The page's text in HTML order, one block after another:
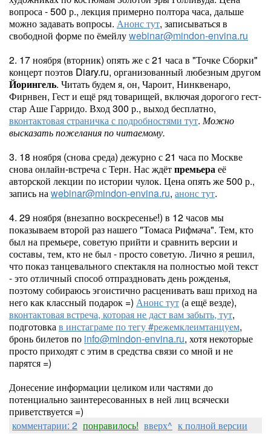
вопроса - 500 р., лекция примерно полтора часа, дальше
можно задавать вопросы. Анонс тут, записываться в
свободной форме по ёмейлуwebinar@mindon-envina.ru
2. 17 ноября (вторник) опять же с 21 часа в "Точке Сборки"
концерт поэтов Diary.ru, организованный любезным другом
Йорингель. Читать будем я, он, Чароит, Нинквенаро,
Фирнвен, Гест и ещё ряд товарищей, включая дорогого гест-
стар Аше Гарридо. Вход 300 р., выход бесплатно,
вконтактовая страничка с подробностями тут. Можно
высказать пожелания по читаемому.
3. 18 ноября (снова среда) дежурно с 21 часа по Москве
снова онлайн-встреча с Терн. Нас ждётпремьераеё
авторской лекции по истории чулок. Цена опять же 500 р.,
запись наwebinar@mindon-envina.ru, анонс тут.
4. 29 ноября (внезапно воскресенье!) в 12 часов мы
показываем второй раз нашего "Томаса Рифмача". Тем, кто
был на премьере, советую прийти и сравнить версии и
составы, тем, кто не был - просто советую. Лично я решил,
что показ танцевального спектакля на полностью мой текст
- это отличный способ отпраздновать день рожденья,
поэтому собираюсь эгоистично расценивать ваш приход на
него как классный подарок =) Анонс тут (а ещё везде),
вконтактовая встреча, которая не даст вам забыть, тут,
подготовкав инстаграме по тегу #режемклеимтанцуем,
бронь билетов по info@mindon-envina.ru, хотя некоторые
просто приходят с этим в средства связи со мной и не
парятся =)
Донесение информации целиком или частями до
потенциально заинтересованных в ней лиц всячески
приветствуется =)
комментарии: 2 понравилось! вверх^ к полной версии